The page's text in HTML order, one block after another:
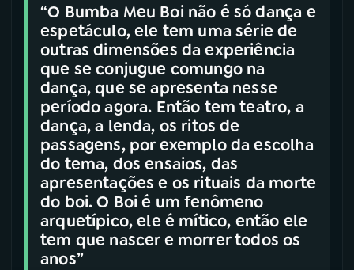
“O Bumba Meu Boi não é só dança e
espetáculo, ele tem uma série de
outras dimensões da experiência
que se conjugue comungo na
dança, que se apresenta nesse
período agora. Então tem teatro, a
dança, a lenda, os ritos de
passagens, por exemplo da escolha
do tema, dos ensaios, das
apresentações e os rituais da morte
do boi. O Boi é um fenômeno
arquetípico, ele é mítico, então ele
tem que nascer e morrer todos os
anos”